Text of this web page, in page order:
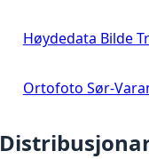
Høydedata Bilde
Ortofoto Sør-